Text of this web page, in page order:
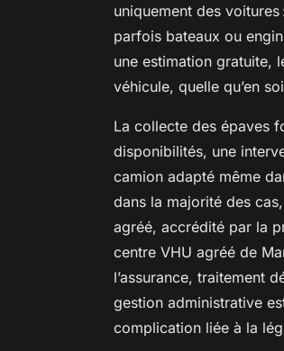
uniquement des
parfois bateaux ou
une estimation gratuite,
véhicule, quelle qu’en
La collecte des épaves
disponibilités, une
camion adapté même
dans la majorité des
agréé, accrédité par la
centre VHU agréé de
l’assurance, traitement
gestion administrative
complication liée à la